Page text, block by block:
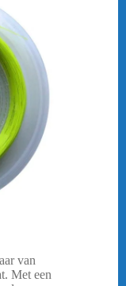
van
Met een